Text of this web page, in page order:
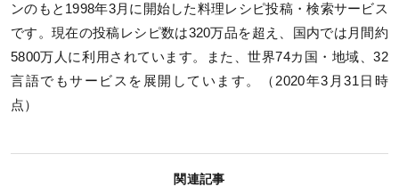
ンのもと1998年3⽉に開始した料理レシピ投稿・検索サービス
です。現在の投稿レシピ数は320万品を超え、国内では⽉間約
5800万⼈に利⽤されています。また、世界74カ国・地域、32
⾔語でもサービスを展開しています。（2020年3⽉31⽇時
点）
関連記事